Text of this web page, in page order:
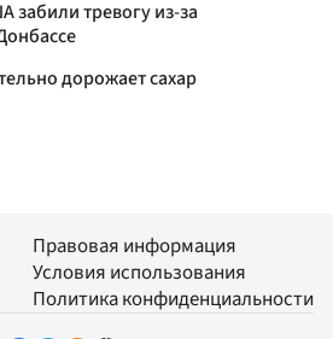
забили тревогу из-за
дорожает сахар
Правовая информация
Условия использования
Политика конфиденциальности